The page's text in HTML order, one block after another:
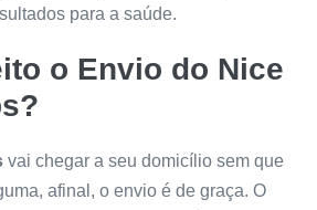
para a saúde.
o Envio do Nice
?
vai chegar a seu domicílio sem que
afinal, o envio é de graça. O